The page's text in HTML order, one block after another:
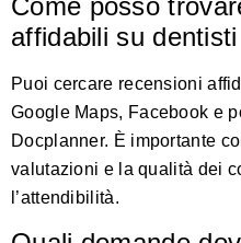
affidabili su
Puoi cercare recensioni
Google Maps, Facebook e
Docplanner. È importante
valutazioni e la qualità dei
l’attendibilità.